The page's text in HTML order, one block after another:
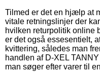
Tilmed er det en hjælp at
vitale retningslinjer der
hvilken returpolitik online
er det også essesentielt,
kvittering, således man
handlen af D-XEL
man søger efter varer til